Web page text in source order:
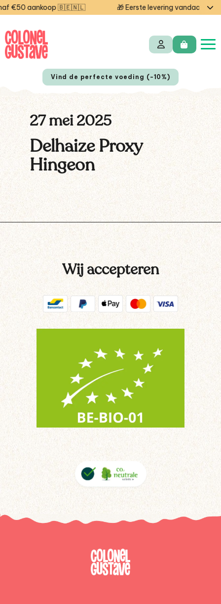
€50 aankoop 🇧🇪🇳🇱 🎁 Eerste levering vandaag
EN FR
Vind de perfecte voeding (-10%)
27 mei 2025
Delhaize Proxy
Hingeon
Wij accepteren